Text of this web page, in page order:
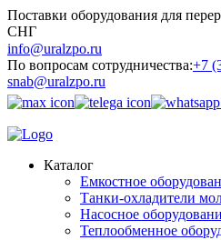
Поставки оборудования для
СНГ
info@uralzpo.ru
По вопросам сотрудничества:+7
snab@uralzpo.ru
Каталог
Емкостное
Танки-охладители
Насосное
Теплообменное